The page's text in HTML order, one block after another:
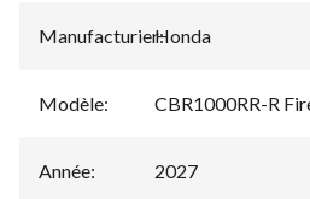
Manufacturier:
Honda
Modèle: CBR1000RR-R
Année: 2027